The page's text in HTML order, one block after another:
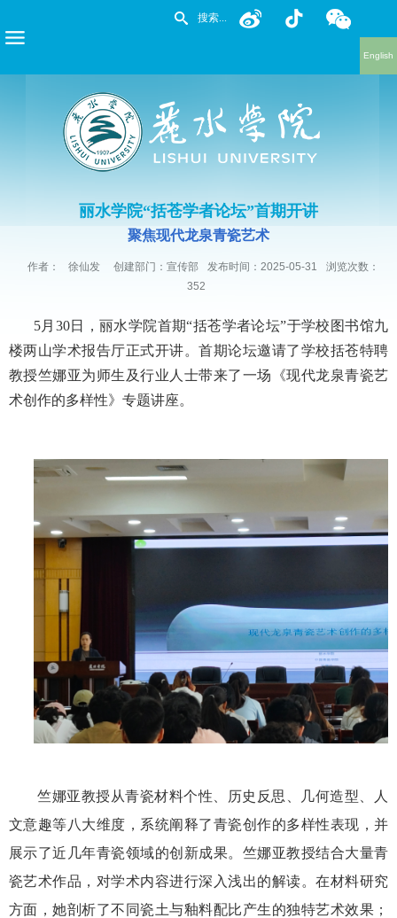
English
丽水学院“括苍学者论坛”首期开讲
聚焦现代龙泉青瓷艺术
作者： 徐仙发 创建部门：宣传部 发布时间：2025-05-31
浏览次数：
352
5月30日，丽水学院首期“括苍学者论坛”于学校图书馆九
楼两山学术报告厅正式开讲。首期论坛邀请了学校括苍特聘
教授竺娜亚为师生及行业人士带来了一场《现代龙泉青瓷艺
术创作的多样性》专题讲座。
竺娜亚教授从青瓷材料个性、历史反思、几何造型、人
文意趣等八大维度，系统阐释了青瓷创作的多样性表现，并
展示了近几年青瓷领域的创新成果。竺娜亚教授结合大量青
瓷艺术作品，对学术内容进行深入浅出的解读。在材料研究
方面，她剖析了不同瓷土与釉料配比产生的独特艺术效果；